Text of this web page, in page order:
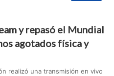
y repasó el Mundial
agotados física y
realizó una transmisión en vivo